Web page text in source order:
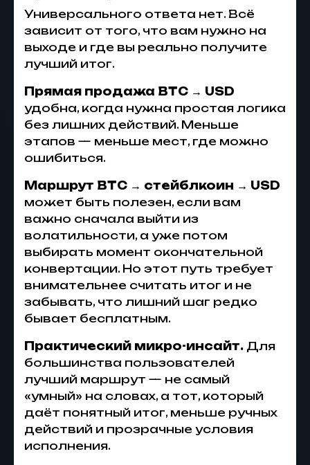
Универсального ответа нет. Всё
зависит от того, что вам нужно на
выходе и где вы реально получите
лучший итог.
Прямая продажа BTC → USD
удобна, когда нужна простая логика
без лишних действий. Меньше
этапов — меньше мест, где можно
ошибиться.
Маршрут BTC → стейблкоин → USD
может быть полезен, если вам
важно сначала выйти из
волатильности, а уже потом
выбирать момент окончательной
конвертации. Но этот путь требует
внимательнее считать итог и не
забывать, что лишний шаг редко
бывает бесплатным.
Практический микро-инсайт. Для
большинства пользователей
лучший маршрут — не самый
«умный» на словах, а тот, который
даёт понятный итог, меньше ручных
действий и прозрачные условия
исполнения.